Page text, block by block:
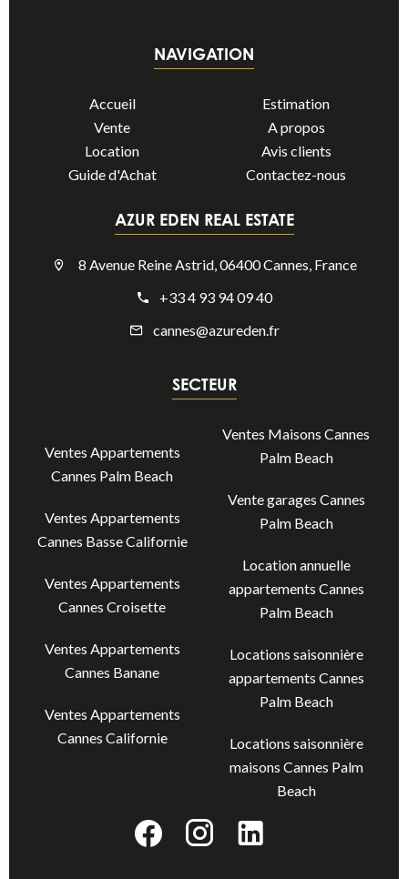
NAVIGATION
Accueil
Vente
Location
Guide d'Achat
Estimation
A propos
Avis clients
Contactez-nous
AZUR EDEN REAL ESTATE
8 Avenue Reine Astrid, 06400 Cannes, France
+33 4 93 94 09 40
cannes@azureden.fr
SECTEUR
Ventes Appartements
Cannes Palm Beach
Ventes Appartements
Cannes Basse Californie
Ventes Appartements
Cannes Croisette
Ventes Appartements
Cannes Banane
Ventes Appartements
Cannes Californie
Ventes Maisons Cannes
Palm Beach
Vente garages Cannes
Palm Beach
Location annuelle
appartements Cannes
Palm Beach
Locations saisonnière
appartements Cannes
Palm Beach
Locations saisonnière
maisons Cannes Palm
Beach